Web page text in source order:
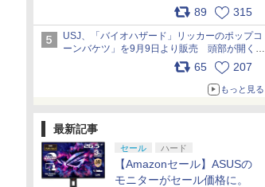
パッケージや描き下ろしトレカなどが登場
89 315
USJ、「バイオハザード」リッカーのポップコ
ーンバケツ」を9月9日より販売 頭部が開く仕
組み。味は恐怖を堪のう「味噌フレーバー」
65 207
もっと見る
最新記事
セール ハード
【Amazonセール】ASUSの
モニターがセール価格に。